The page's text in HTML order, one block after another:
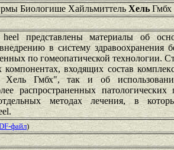
Биологише Хайльмиттель ХельГмбх
представлены материалы об
в систему здравоохранения
по гомеопатической технологии.
входящих состав
Хель Гмбх", так и об
распространенных
методах лечения, в
файл)